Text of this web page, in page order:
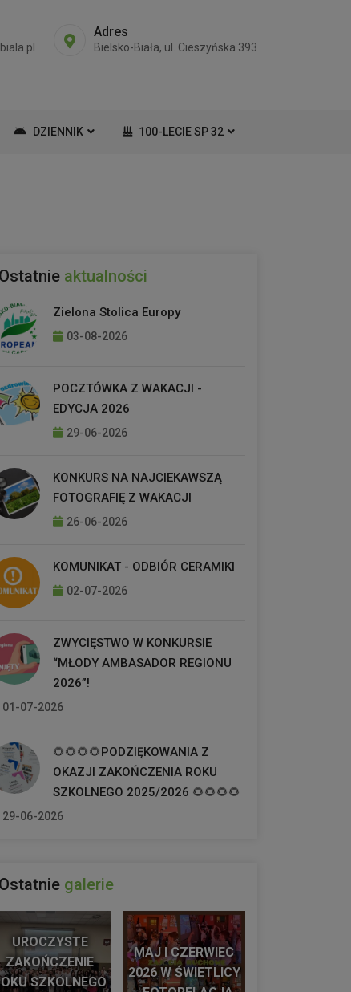
Adres
Bielsko-Biała, ul. Cieszyńska 393
DZIENNIK 100-LECIE SP 32
Ostatnie aktualności
Zielona Stolica Europy
03-08-2026
POCZTÓWKA Z WAKACJI -
EDYCJA 2026
29-06-2026
KONKURS NA NAJCIEKAWSZĄ
FOTOGRAFIĘ Z WAKACJI
26-06-2026
KOMUNIKAT - ODBIÓR CERAMIKI
02-07-2026
ZWYCIĘSTWO W KONKURSIE
“MŁODY AMBASADOR REGIONU
2026”!
01-07-2026
🌻🌻🌻🌻PODZIĘKOWANIA Z
OKAZJI ZAKOŃCZENIA ROKU
SZKOLNEGO 2025/2026 🌻🌻🌻🌻
29-06-2026
Ostatnie galerie
UROCZYSTE
ZAKOŃCZENIE
SZKOLNEGO
MAJ I CZERWIEC
2026 W ŚWIETLICY